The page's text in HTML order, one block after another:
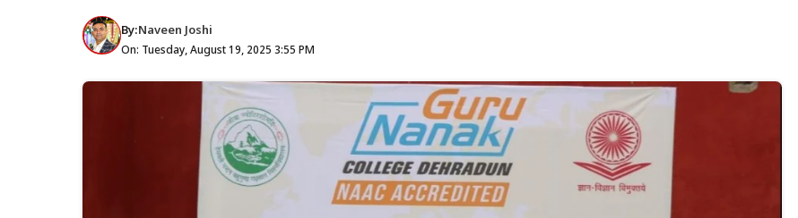
By:Naveen Joshi
On: Tuesday, August 19, 2025 3:55 PM